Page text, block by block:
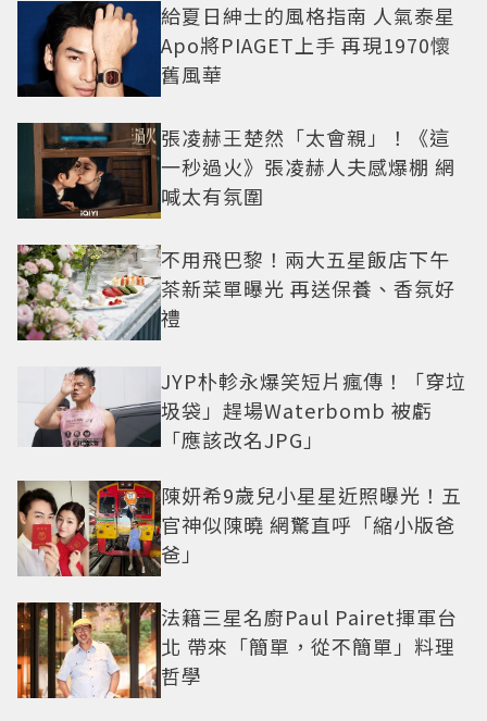
給夏日紳士的風格指南 人氣泰星
Apo將PIAGET上手 再現1970懷
舊風華
張凌赫王楚然「太會親」！《這
一秒過火》張凌赫人夫感爆棚 網
喊太有氛圍
不用飛巴黎！兩大五星飯店下午
茶新菜單曝光 再送保養、香氛好
禮
JYP朴軫永爆笑短片瘋傳！「穿垃
圾袋」趕場Waterbomb 被虧
「應該改名JPG」
陳妍希9歲兒小星星近照曝光！五
官神似陳曉 網驚直呼「縮小版爸
爸」
法籍三星名廚Paul Pairet揮軍台
北 帶來「簡單，從不簡單」料理
哲學